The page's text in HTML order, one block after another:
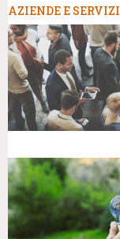
AZIENDE E SERVIZI